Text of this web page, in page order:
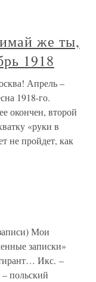
же ты,
1918
Апрель –
1918-го.
окончен, второй
«руки в
не пройдет, как
Мои
записки»
Икс. –
польский